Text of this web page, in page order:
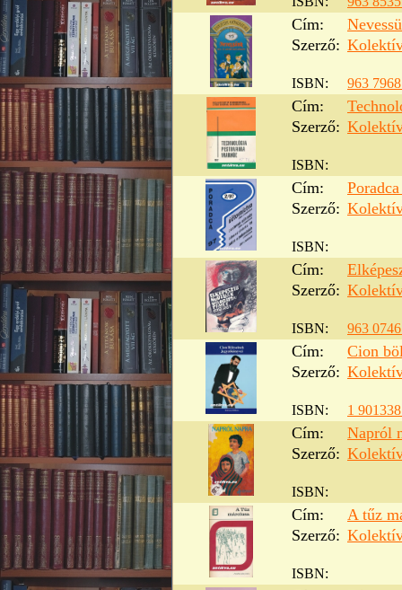
Cím:
Szerző:
ISBN: 963
Cím:
Szerző:
ISBN:
Cím:
Szerző:
ISBN:
Cím:
Szerző:
ISBN: 963
Cím:
Cion
Szerző:
ISBN: 1
Cím:
Napról
Szerző:
ISBN:
Cím:
A tűz
Szerző:
ISBN: